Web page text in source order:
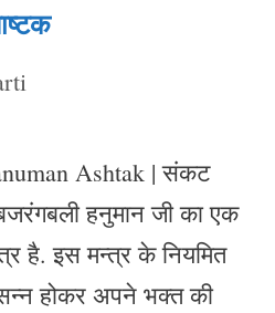
Ashtak | संकट
हनुमान जी का एक
है. इस मन्त्र के नियमित
होकर अपने भक्त की